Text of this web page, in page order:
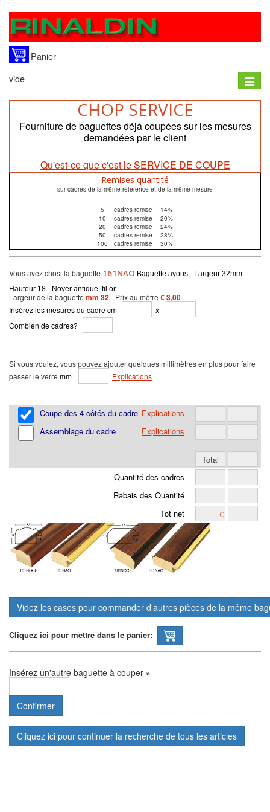
Panier
vide
Toggle
CHOP SERVICE
Fourniture de baguettes déjà coupées sur les mesures
demandées par le client
Qu'est-ce que c'est le SERVICE DE COUPE
Remises quantité
sur cadres de la même référence et de la même mesure
5 cadres remise
14%
10
cadres remise
20%
20
cadres remise
24%
50
cadres remise
28%
100
cadres remise 30%
Vous avez chosi la baguette 161NAO Baguette ayous - Largeur 32mm
Hauteur 18 - Noyer antique, fil.or
Largeur de la baguette mm 32- Prix au mètre € 3,00
Insérez les mesures du cadre cm
x
Combien de cadres?
Si vous voulez, vous pouvez ajouter quelques millimètres en plus pour faire
passer le verre mm Explications
Coupe des 4 côtés du cadre Explications
Assemblage du cadre
Explications
Quantité des cadres
Rabais des Quantité
Tot net
Cliquez ici pour mettre dans le panier:
Insérez un'autre baguette à couper »
Cliquez ici pour continuer la recherche de tous les articles